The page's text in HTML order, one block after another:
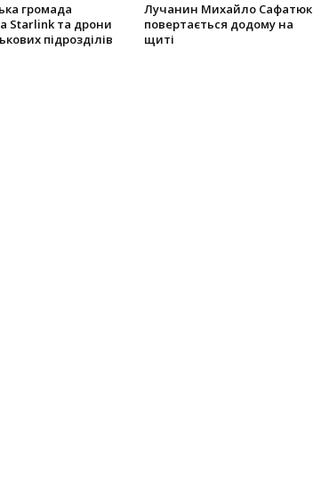
громада
Starlink та дрони
підрозділів
Лучанин Михайло Сафатюк
повертається додому на
щиті